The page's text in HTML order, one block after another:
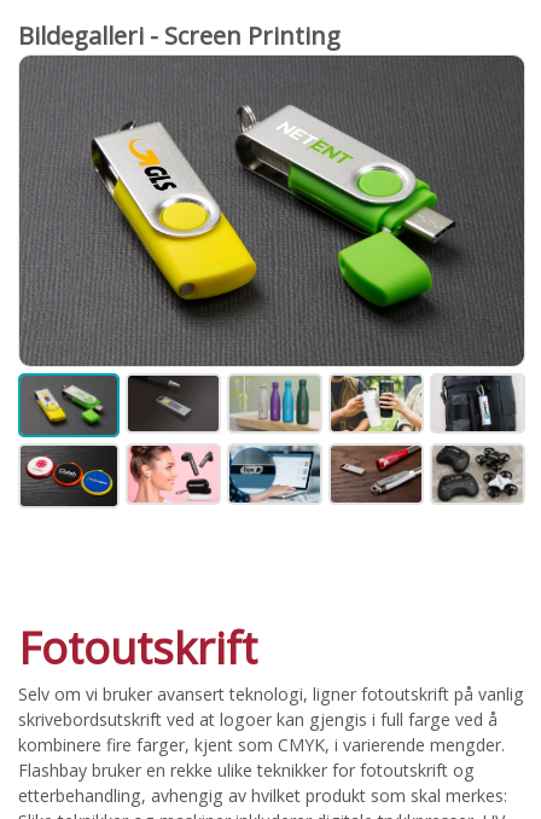
Bildegalleri - Screen Printing
Fotoutskrift
Selv om vi bruker avansert teknologi, ligner fotoutskrift på vanlig
skrivebordsutskrift ved at logoer kan gjengis i full farge ved å
kombinere fire farger, kjent som CMYK, i varierende mengder.
Flashbay bruker en rekke ulike teknikker for fotoutskrift og
etterbehandling, avhengig av hvilket produkt som skal merkes: